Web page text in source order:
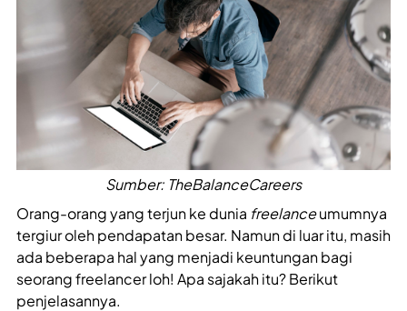
Sumber: TheBalanceCareers
Orang-orang yang terjun ke dunia freelanceumumnya
tergiur oleh pendapatan besar. Namun di luar itu, masih
ada beberapa hal yang menjadi keuntungan bagi
seorang freelancer loh! Apa sajakah itu? Berikut
penjelasannya.